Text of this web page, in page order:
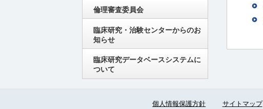
倫理審査委員会
臨床研究・治験センターからのお
知らせ
臨床研究データベースシステムに
ついて
個人情報保護方針 サイトマップ